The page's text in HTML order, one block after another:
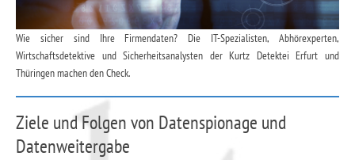
Wie sicher sind Ihre Firmendaten? Die IT-Spezialisten, Abhörexperten,
Wirtschaftsdetektive und Sicherheitsanalysten der Kurtz Detektei Erfurt und
Thüringen machen den Check.
Ziele und Folgen von Datenspionage und
Datenweitergabe